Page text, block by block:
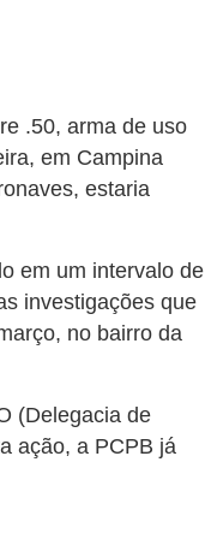
.50, arma de uso
em Campina
estaria
em um intervalo de
investigações que
no bairro da
(Delegacia de
ação, a PCPB já